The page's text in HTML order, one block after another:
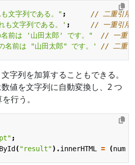
文字列である。" ;
も文字列である。' ;
名前は '山田太郎' です。"
名前は "山田太郎" です。'
字列を加算することもできる。
値を文字列に自動変換し、2 つ
行う。
;
("result").innerHTML = (num